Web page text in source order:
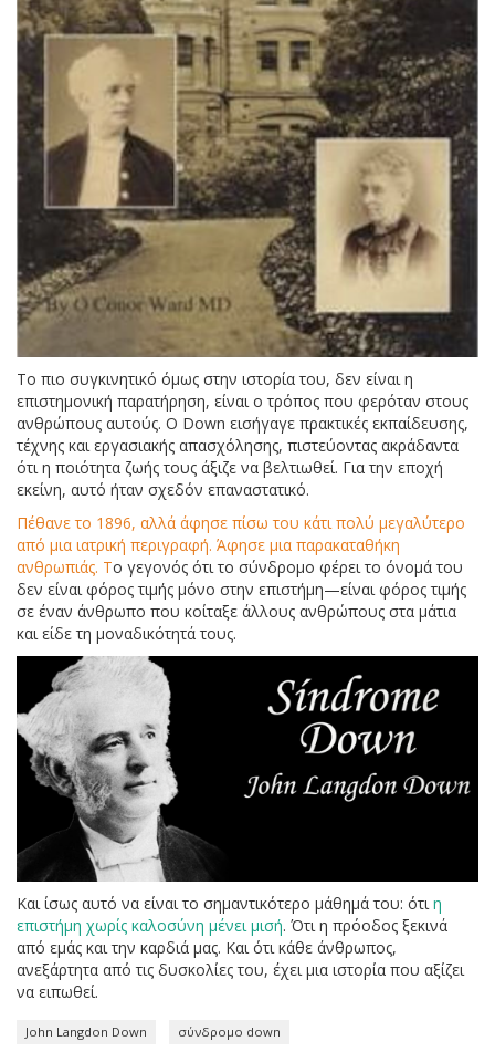
Το πιο συγκινητικό όμως στην ιστορία του, δεν είναι η
επιστημονική παρατήρηση, είναι ο τρόπος που φερόταν στους
ανθρώπους αυτούς. Ο Down εισήγαγε πρακτικές εκπαίδευσης,
τέχνης και εργασιακής απασχόλησης, πιστεύοντας ακράδαντα
ότι η ποιότητα ζωής τους άξιζε να βελτιωθεί. Για την εποχή
εκείνη, αυτό ήταν σχεδόν επαναστατικό.
Πέθανε το 1896, αλλά άφησε πίσω του κάτι πολύ μεγαλύτερο
από μια ιατρική περιγραφή. Άφησε μια παρακαταθήκη
ανθρωπιάς. Το γεγονός ότι το σύνδρομο φέρει το όνομά του
δεν είναι φόρος τιμής μόνο στην επιστήμη—είναι φόρος τιμής
σε έναν άνθρωπο που κοίταξε άλλους ανθρώπους στα μάτια
και είδε τη μοναδικότητά τους.
Και ίσως αυτό να είναι το σημαντικότερο μάθημά του: ότι η
επιστήμη χωρίς καλοσύνη μένει μισή. Ότι η πρόοδος ξεκινά
από εμάς και την καρδιά μας. Και ότι κάθε άνθρωπος,
ανεξάρτητα από τις δυσκολίες του, έχει μια ιστορία που αξίζει
να ειπωθεί.
John Langdon Down σύνδρομο down